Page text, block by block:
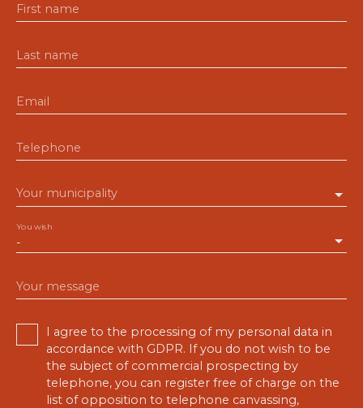
First name
Last name
Email
Telephone
Your municipality
-
You wish
Your message
I agree to the processing of my personal data in
accordance with GDPR. If you do not wish to be
the subject of commercial prospecting by
telephone, you can register free of charge on the
list of opposition to telephone canvassing,